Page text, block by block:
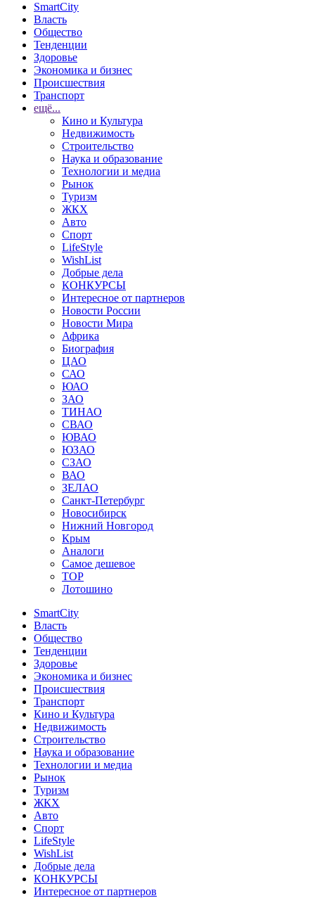
SmartCity
Власть
Общество
Тенденции
Здоровье
Экономика и бизнес
Происшествия
Транспорт
ещё...
Кино и Культура
Недвижимость
Строительство
Наука и образование
Технологии и медиа
Рынок
Туризм
ЖКХ
Авто
Спорт
LifeStyle
WishList
Добрые дела
КОНКУРСЫ
Интересное от партнеров
Новости России
Новости Мира
Африка
Биография
ЦАО
САО
ЮАО
ЗАО
ТИНАО
СВАО
ЮВАО
ЮЗАО
СЗАО
ВАО
ЗЕЛАО
Санкт-Петербург
Новосибирск
Нижний Новгород
Крым
Аналоги
Самое дешевое
TOP
Лотошино
SmartCity
Власть
Общество
Тенденции
Здоровье
Экономика и бизнес
Происшествия
Транспорт
Кино и Культура
Недвижимость
Строительство
Наука и образование
Технологии и медиа
Рынок
Туризм
ЖКХ
Авто
Спорт
LifeStyle
WishList
Добрые дела
КОНКУРСЫ
Интересное от партнеров